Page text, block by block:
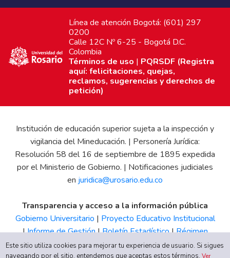
Línea de atención Bogotá: (601) 297
0200
Calle 12C Nº 6-25 - Bogotá D.C.
Colombia
Términos de uso | PQRSDF (Registra
aquí: felicitaciones, quejas,
reclamos, sugerencias y derechos de
petición)
Institución de educación superior sujeta a la inspección y
vigilancia del Mineducación. | Personería Jurídica:
Resolución 58 del 16 de septiembre de 1895 expedida
por el Ministerio de Gobierno. | Notificaciones judiciales
en juridica@urosario.edu.co
Transparencia y acceso a la información pública
Gobierno Universitario | Proyecto Educativo Institucional
|Informe de Gestión|Boletín Estadístico|Régimen
Tributario|Estados Financieros |Código de Ética| Canal
Este sitio utiliza cookies para mejorar tu experiencia de usuario. Si sigues
navegando por el sitio, entendemos que aceptas estos términos.Ver